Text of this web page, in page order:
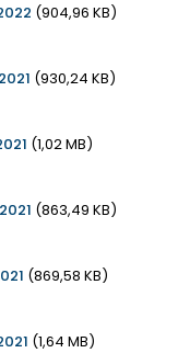
(904,96 KB)
(930,24 KB)
(1,02 MB)
(863,49 KB)
(869,58 KB)
(1,64 MB)